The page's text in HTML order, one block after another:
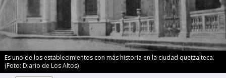
Es uno de los establecimientos con más historia en la ciudad quetzalteca.
(Foto: Diario de Los Altos)